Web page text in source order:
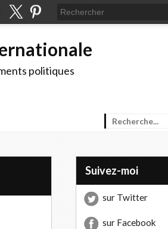
politiques
Suivez-moi
sur Twitter
sur Facebook